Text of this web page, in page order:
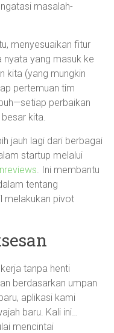
masalah-
menyesuaikan fitur
nyata yang masuk ke
kita (yang mungkin
pertemuan tim
perbaikan
kita.
jauh lagi dari berbagai
startup melalui
. Ini membantu
tentang
melakukan pivot
tanpa henti
berdasarkan umpan
aplikasi kami
baru. Kali ini…
mencintai